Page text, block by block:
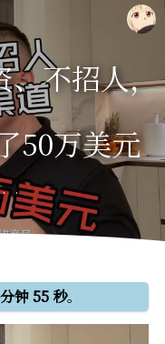
、不招人，
50万美元
钟 55 秒。